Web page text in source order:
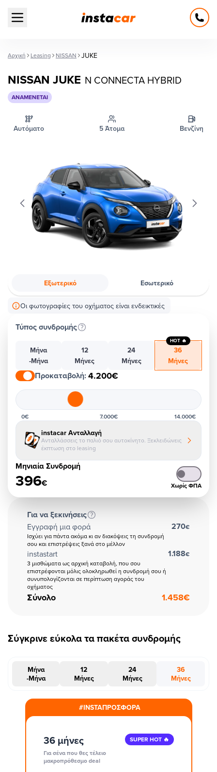
Open main menu
Αρχική Leasing NISSAN JUKE
NISSAN JUKE N CONNECTA HYBRID
ΑΝΑΜΈΝΕΤΑΙ
Αυτόματο 5 Άτομα Βενζίνη
Εξωτερικό Εσωτερικό
Οι φωτογραφίες του οχήματος είναι ενδεικτικές
Τύπος συνδρομής
Μήνα
-Μήνα
12
Μήνες
24
Μήνες
36
Μήνες
HOT 🔥
Προκαταβολή:4.200€
0€ 7.000€ 14.000€
instacar Ανταλλαγή
Ανταλλάσσεις το παλιό σου αυτοκίνητο. Ξεκλειδώνεις
έκπτωση στο leasing
Μηνιαία Συνδρομή
396€ Χωρίς ΦΠΑ
Για να ξεκινήσεις
Εγγραφή μια φορά
Ισχύει για πάντα ακόμα κι αν διακόψεις τη συνδρομή
σου και επιστρέψεις ξανά στο μέλλον
270€
instastart
3 μισθώματα ως αρχική καταβολή, που σου
επιστρέφονται μόλις ολοκληρωθεί η συνδρομή σου ή
συνυπολογίζονται σε περίπτωση αγοράς του
οχήματος
1.188€
Σύνολο 1.458€
Σύγκρινε εύκολα τα πακέτα συνδρομής
Μήνα
-Μήνα
12
Μήνες
24
Μήνες
36
Μήνες
#INSTAΠΡΟΣΦΟΡΑ
36 μήνες
Για σένα που θες τέλειο
μακροπρόθεσμο deal
SUPER HOT 🔥